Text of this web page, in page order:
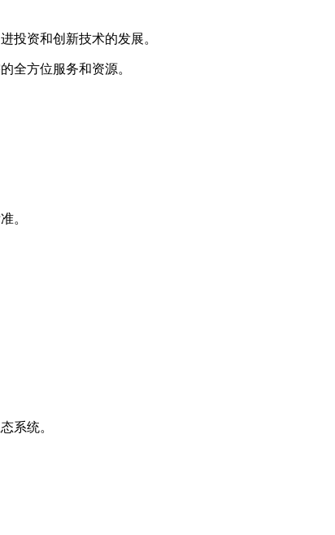
投资和创新技术的发展。
全方位服务和资源。
。
系统。